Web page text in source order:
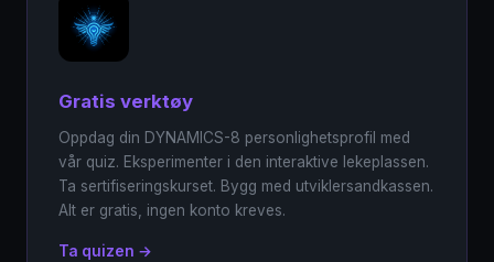
Gratis verktøy
Oppdag din DYNAMICS-8 personlighetsprofil med
vår quiz. Eksperimenter i den interaktive lekeplassen.
Ta sertifiseringskurset. Bygg med utviklersandkassen.
Alt er gratis, ingen konto kreves.
Ta quizen →